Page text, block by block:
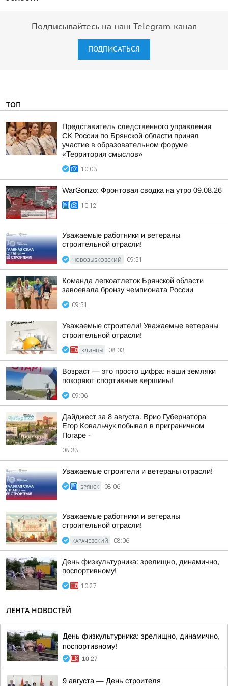
Подписывайтесь на наш Telegram-канал
ПОДПИСАТЬСЯ
ТОП
Представитель следственного управления
СК России по Брянской области принял
участие в образовательном форуме
«Территория смыслов»
10:03
WarGonzo: Фронтовая сводка на утро 09.08.26
10:12
Уважаемые работники и ветераны
строительной отрасли!
НОВОЗЫБКОВСКИЙ 09:51
Команда легкоатлеток Брянской области
завоевала бронзу чемпионата России
09:51
Уважаемые строители! Уважаемые ветераны
строительной отрасли!
КЛИНЦЫ 08:03
Возраст — это просто цифра: наши земляки
покоряют спортивные вершины!
09:06
Дайджест за 8 августа. Врио Губернатора
Егор Ковальчук побывал в приграничном
Погаре -
08:33
Уважаемые строители и ветераны отрасли!
БРЯНСК 08:06
Уважаемые работники и ветераны
строительной отрасли!
КАРАЧЕВСКИЙ 08:06
День физкультурника: зрелищно, динамично,
поспортивному!
10:27
ЛЕНТА НОВОСТЕЙ
День физкультурника: зрелищно, динамично,
поспортивному!
10:27
9 августа — День строителя